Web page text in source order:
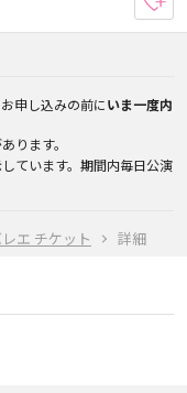
エ チケット 詳細
申し込みの前にいま一度内
ります。
ています。期間内毎日公演